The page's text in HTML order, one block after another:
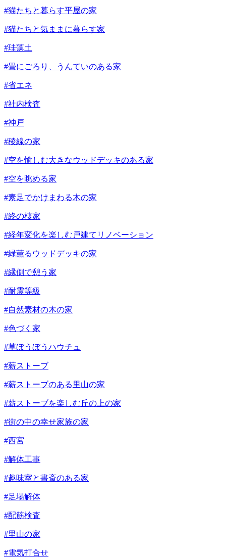
#猫たちと暮らす平屋の家
#猫たちと気ままに暮らす家
#珪藻土
#畳にごろり、うんていのある家
#省エネ
#社内検査
#神戸
#稜線の家
#空を愉しむ大きなウッドデッキのある家
#空を眺める家
#素足でかけまわる木の家
#終の棲家
#経年変化を楽しむ戸建てリノベーション
#緑薫るウッドデッキの家
#縁側で憩う家
#耐震等級
#自然素材の木の家
#色づく家
#草ぼうぼうハウチュ
#薪ストーブ
#薪ストーブのある里山の家
#薪ストーブを楽しむ丘の上の家
#街の中の幸せ家族の家
#西宮
#解体工事
#趣味室と書斎のある家
#足場解体
#配筋検査
#里山の家
#電気打合せ